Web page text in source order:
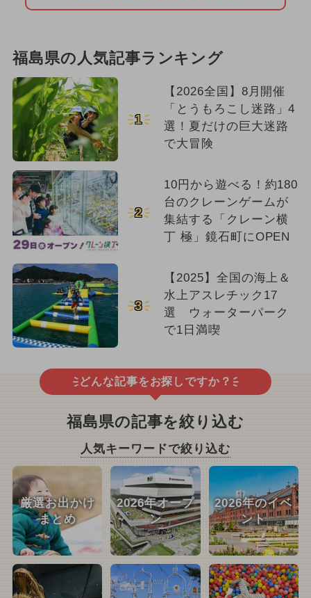
福島県の人気記事ランキング
1
【2026全国】8月開催
「とうもろこし迷路」4
選！夏だけの巨大迷路
で大冒険
2
10円から遊べる！約180
台のクレーンゲームが
集結する「クレーン横
丁 極」鏡石町にOPEN
3
【2025】全国の海上＆
水上アスレチック17
選 ウォーターパーク
で1日満喫
どんな記事をお探しですか？
福島県の記事を絞り込む
人気キーワードで絞り込む
厳選お出かけ
まとめ
2026年オープ
ン
2026年のイベ
ント